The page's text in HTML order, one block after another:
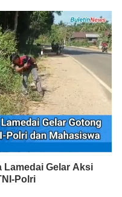
Lamedai Gelar Aksi
Polri